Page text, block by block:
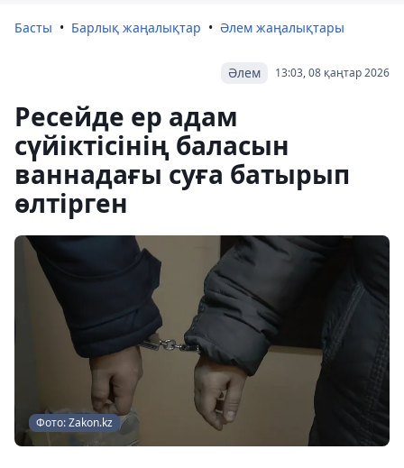
Басты Барлық жаңалықтар Әлем жаңалықтары
13:03, 08 қаңтар 2026
Әлем
Ресейде ер адам
сүйіктісінің баласын
ваннадағы суға батырып
өлтірген
Фото: Zakon.kz